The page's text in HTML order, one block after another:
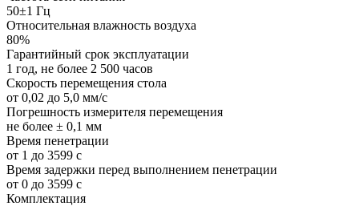
50±1 Гц
Относительная влажность воздуха
80%
Гарантийный срок эксплуатации
1 год, не более 2 500 часов
Скорость перемещения стола
от 0,02 до 5,0 мм/с
Погрешность измерителя перемещения
не более ± 0,1 мм
Время пенетрации
от 1 до 3599 c
Время задержки перед выполнением пенетрации
от 0 до 3599 c
Комплектация